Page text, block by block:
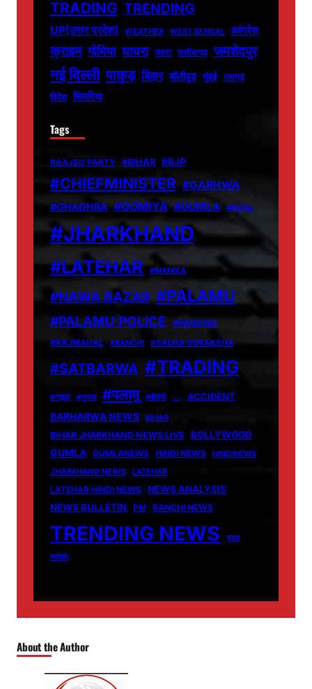
TRADING TRENDING
UP[उत्तर प्रदेश] WEATHER WEST BENGAL कांग्रेस
क्राइम गोमिया घाघरा चतरा छत्तीसगढ़ जमशेदपुर
नई दिल्ली पाकुड़ बिहार बॉलीवुड मुंबई रामगढ़
विदेश सिमरिया
Tags
#AAJSU PARTY #BIHAR #BJP
#CHIEFMINISTER #GARHWA
#GHAGHRA #GOMIYA #GUMLA #INDIA
#JHARKHAND
#LATEHAR #MANIKA
#NAWA BAZAR #PALAMU
#PALAMU POLICE
#PANDWA
#RAJMAHAL
#RANCHI #SADAK SURAKSHA
#SATBARWA #TRADING
#गढ़वा #गुमला #पलामू #बीजेपी … ACCIDENT
BARHARWA NEWS BIHAR
BIHAR JHARKHAND NEWS LIVE BOLLYWOOD
GUMLA GUMLANEWS HINDI NEWS
HINDINEWS
JHARKHAND NEWS
LATEHAR
LATEHAR HINDI NEWS
NEWS ANALYSIS
NEWS BULLETIN PM RANCHI NEWS
TRENDING NEWS
गढ़वा
लातेहार
About the Author